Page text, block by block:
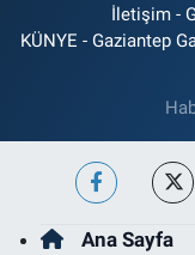
İletişim -
KÜNYE - Gaziantep
Ana Sayfa